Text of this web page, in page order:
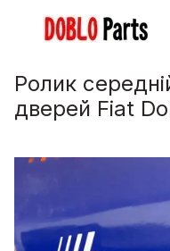
Ролик
дверей Fiat